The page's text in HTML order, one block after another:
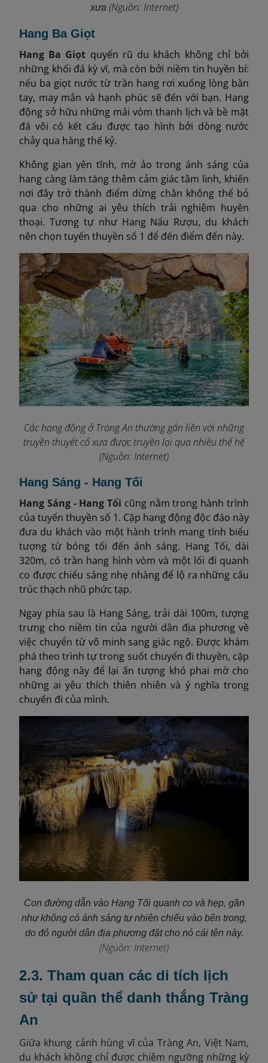
xưa (Nguồn: Internet)
Hang Ba Giọt
Hang Ba Giọt quyến rũ du khách không chỉ bởi
những khối đá kỳ vĩ, mà còn bởi niềm tin huyền bí:
nếu ba giọt nước từ trần hang rơi xuống lòng bàn
tay, may mắn và hạnh phúc sẽ đến với bạn. Hang
động sở hữu những mái vòm thanh lịch và bề mặt
đá vôi có kết cấu được tạo hình bởi dòng nước
chảy qua hàng thế kỷ.
Không gian yên tĩnh, mờ ảo trong ánh sáng của
hang càng làm tăng thêm cảm giác tâm linh, khiến
nơi đây trở thành điểm dừng chân không thể bỏ
qua cho những ai yêu thích trải nghiệm huyền
thoại. Tương tự như Hang Nấu Rượu, du khách
nên chọn tuyến thuyền số 1 để đến điểm đến này.
Các hang động ở Tràng An thường gắn liền với những
truyền thuyết cổ xưa được truyền lại qua nhiều thế hệ
(Nguồn: Internet)
Hang Sáng - Hang Tối
Hang Sáng - Hang Tối cũng nằm trong hành trình
của tuyến thuyền số 1. Cặp hang động độc đáo này
đưa du khách vào một hành trình mang tính biểu
tượng từ bóng tối đến ánh sáng. Hang Tối, dài
320m, có trần hang hình vòm và một lối đi quanh
co được chiếu sáng nhẹ nhàng để lộ ra những cấu
trúc thạch nhũ phức tạp.
Ngay phía sau là Hang Sáng, trải dài 100m, tượng
trưng cho niềm tin của người dân địa phương về
việc chuyển từ vô minh sang giác ngộ. Được khám
phá theo trình tự trong suốt chuyến đi thuyền, cặp
hang động này để lại ấn tượng khó phai mờ cho
những ai yêu thích thiên nhiên và ý nghĩa trong
chuyến đi của mình.
Con đường dẫn vào Hang Tối quanh co và hẹp, gần
như không có ánh sáng tự nhiên chiếu vào bên trong,
do đó người dân địa phương đặt cho nó cái tên này.
(Nguồn: Internet)
2.3. Tham quan các di tích lịch
sử tại quần thể danh thắng Tràng
An
Giữa khung cảnh hùng vĩ của Tràng An, Việt Nam,
du khách không chỉ được chiêm ngưỡng những kỳ